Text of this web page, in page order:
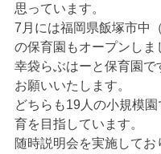
思っています。
7月には福岡県飯塚市中
の保育園もオープンしま
幸袋らぶはーと保育園で
お願いいたします。
どちらも19人の小規模
育を目指しています。
随時説明会を実施してお